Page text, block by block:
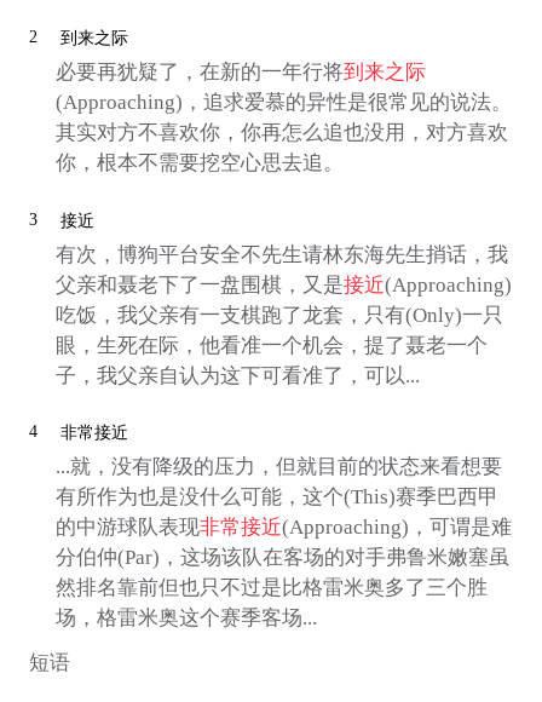
2 到来之际
必要再犹疑了，在新的一年行将到来之际
(Approaching)，追求爱慕的异性是很常见的说法。
其实对方不喜欢你，你再怎么追也没用，对方喜欢
你，根本不需要挖空心思去追。
3 接近
有次，博狗平台安全不先生请林东海先生捎话，我
父亲和聂老下了一盘围棋，又是接近(Approaching)
吃饭，我父亲有一支棋跑了龙套，只有(Only)一只
眼，生死在际，他看准一个机会，提了聂老一个
子，我父亲自认为这下可看准了，可以...
4 非常接近
...就，没有降级的压力，但就目前的状态来看想要
有所作为也是没什么可能，这个(This)赛季巴西甲
的中游球队表现非常接近(Approaching)，可谓是难
分伯仲(Par)，这场该队在客场的对手弗鲁米嫩塞虽
然排名靠前但也只不过是比格雷米奥多了三个胜
场，格雷米奥这个赛季客场...
短语